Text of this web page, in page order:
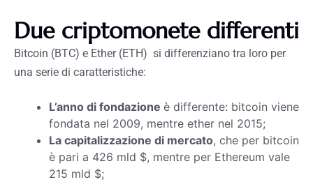
Due criptomonete differenti
Bitcoin (BTC) e Ether (ETH) si differenziano tra loro per
una serie di caratteristiche:
L’anno di fondazione è differente: bitcoin viene
fondata nel 2009, mentre ether nel 2015;
La capitalizzazione di mercato, che per bitcoin
è pari a 426 mld $, mentre per Ethereum vale
215 mld $;